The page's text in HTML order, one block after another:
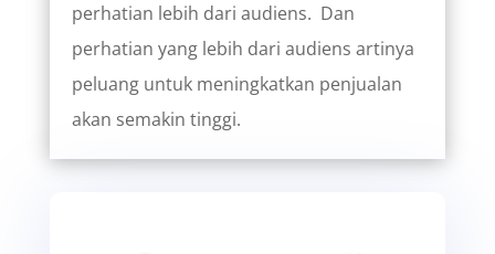
perhatian lebih dari audiens. Dan
perhatian yang lebih dari audiens artinya
peluang untuk meningkatkan penjualan
akan semakin tinggi.